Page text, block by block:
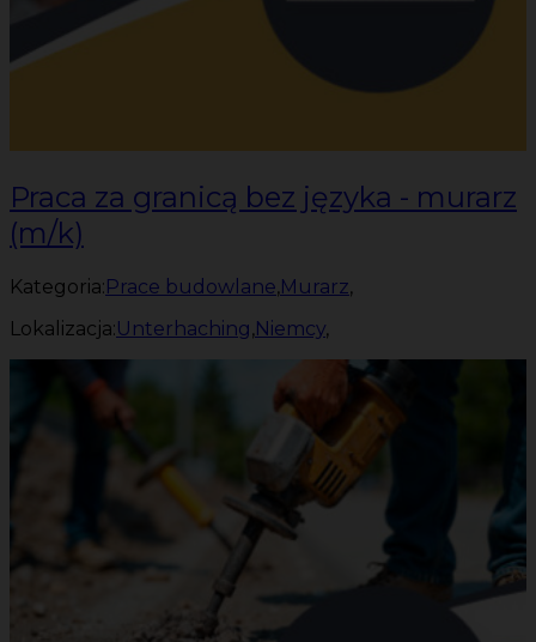
Praca za granicą bez języka - murarz
(m/k)
Kategoria:Prace budowlane,Murarz,
Lokalizacja:Unterhaching,Niemcy,